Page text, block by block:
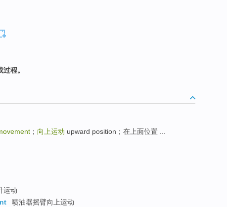
程。
； 向上运动 upward position；在上面位置 ...
运动
喷油器摇臂向上运动